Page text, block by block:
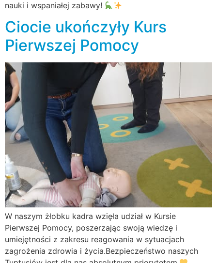
nauki i wspaniałej zabawy!
Ciocie ukończyły Kurs
Pierwszej Pomocy
W naszym żłobku kadra wzięła udział w Kursie
Pierwszej Pomocy, poszerzając swoją wiedzę i
umiejętności z zakresu reagowania w sytuacjach
zagrożenia zdrowia i życia.Bezpieczeństwo naszych